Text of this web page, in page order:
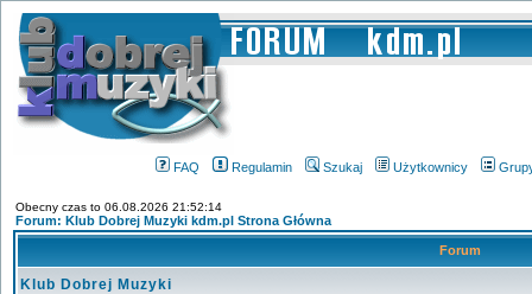
FAQ Regulamin Szukaj Użytkownicy
Obecny czas to 06.08.2026 21:52:14
Forum: Klub Dobrej Muzyki kdm.pl Strona Główna
Forum
Klub Dobrej Muzyki